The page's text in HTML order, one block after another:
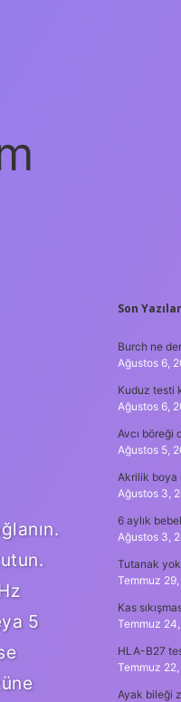
5
Son Yazılar
Burch ne
Ağustos 6,
Kuduz testi
Ağustos 6,
Avcı böreği
Ağustos 5,
Akrilik boya
Ağustos 3,
6 aylık
Ağustos 3,
Tutanak yok
Temmuz
Kas
Temmuz
HLA-B27
Temmuz
Ayak bileği
güvenilir bahis siteleri